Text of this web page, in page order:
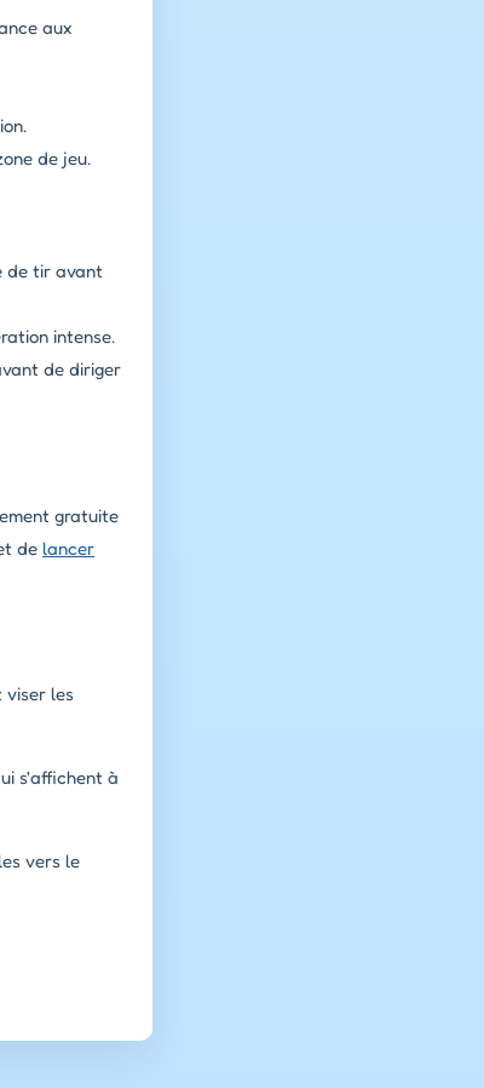
aux
de jeu.
de tir avant
intense.
de diriger
gratuite
de lancer
viser les
s'affichent à
vers le